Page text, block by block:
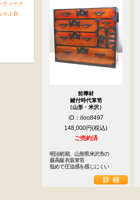
前﨔材
鍵付時代箪笥
（山形・米沢）
iD：iloo8497
148,000円
ご売約済
明治初期、山形県米沢市の
最高級衣装箪笥
低めで圧迫感を感じにくい
ティーク
ゃぶ台